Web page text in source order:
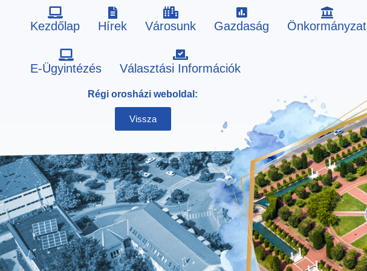
Kezdőlap Hírek Városunk Gazdaság Önkormányzat
E-Ügyintézés Választási Információk
Régi orosházi weboldal:
Vissza